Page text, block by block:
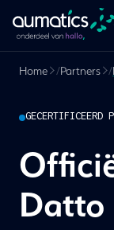
Home /Partners /
GECERTIFICEERD
Datto